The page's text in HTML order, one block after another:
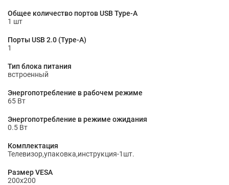
Общее количество портов USB Type-A
1 шт
Порты USB 2.0 (Type-A)
1
Тип блока питания
встроенный
Энергопотребление в рабочем режиме
65 Вт
Энергопотребление в режиме ожидания
0.5 Вт
Комплектация
Телевизор,упаковка,инструкция-1шт.
Размер VESA
200x200